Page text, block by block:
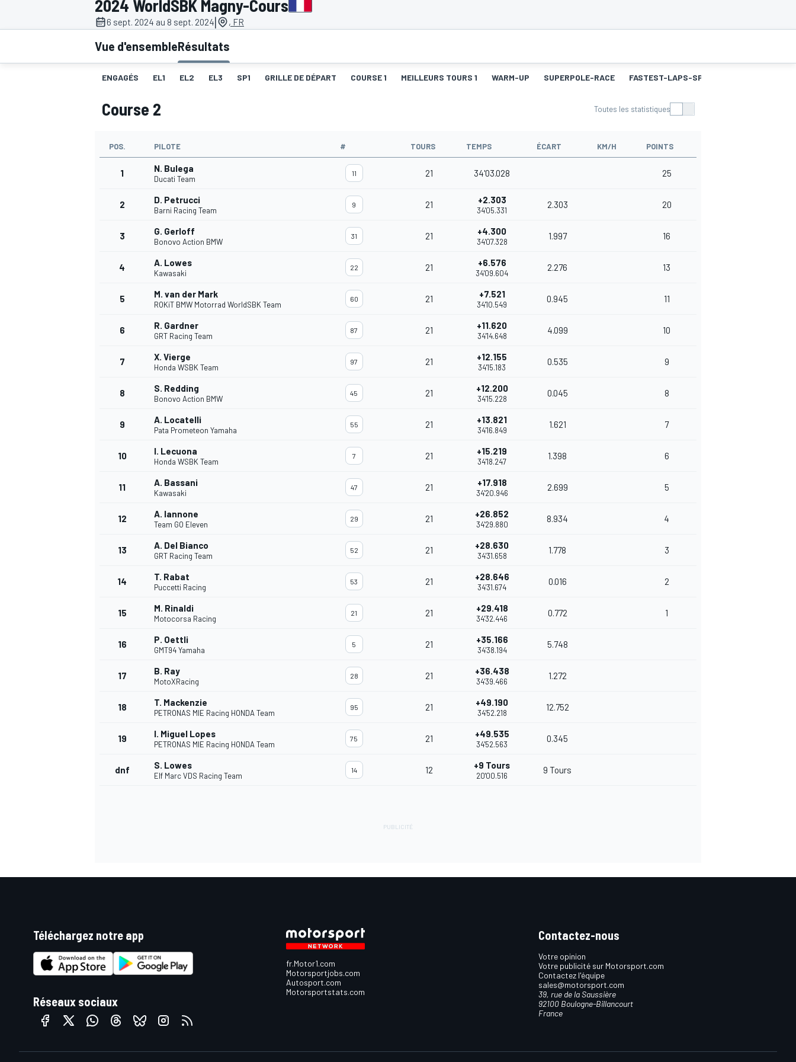
2024 WorldSBK Magny-Cours
6 sept. 2024 au 8 sept. 2024| , FR
Vue d'ensembleRésultats
ENGAGÉS EL1 EL2 EL3 SP1 GRILLE DE DÉPART COURSE 1 MEILLEURS TOURS 1 WARM-UP SUPERPOLE-RACE FASTEST-LAPS-SP
Course 2 Toutes les statistiques
POS. PILOTE # TOURS TEMPS ÉCART KM/H POINTS
1 N. Bulega
Ducati Team
11 21 34'03.028 25
2 D. Petrucci
Barni Racing Team
9 21 +2.303
34'05.331
2.303 20
3 G. Gerloff
Bonovo Action BMW
31 21 +4.300
34'07.328
1.997 16
4 A. Lowes
Kawasaki
22 21 +6.576
34'09.604
2.276 13
5 M. van der Mark
ROKiT BMW Motorrad WorldSBK Team
60 21 +7.521
34'10.549
0.945 11
6 R. Gardner
GRT Racing Team
87 21 +11.620
34'14.648
4.099 10
7 X. Vierge
Honda WSBK Team
97 21 +12.155
34'15.183
0.535 9
8 S. Redding
Bonovo Action BMW
45 21 +12.200
34'15.228
0.045 8
9 A. Locatelli
Pata Prometeon Yamaha
55 21 +13.821
34'16.849
1.621 7
10 I. Lecuona
Honda WSBK Team
7 21 +15.219
34'18.247
1.398 6
11 A. Bassani
Kawasaki
47 21 +17.918
34'20.946
2.699 5
12 A. Iannone
Team GO Eleven
29 21 +26.852
34'29.880
8.934 4
13 A. Del Bianco
GRT Racing Team
52 21 +28.630
34'31.658
1.778 3
14 T. Rabat
Puccetti Racing
53 21 +28.646
34'31.674
0.016 2
15 M. Rinaldi
Motocorsa Racing
21 21 +29.418
34'32.446
0.772 1
16 P. Oettli
GMT94 Yamaha
5 21 +35.166
34'38.194
5.748
17 B. Ray
MotoXRacing
28 21 +36.438
34'39.466
1.272
18 T. Mackenzie
PETRONAS MIE Racing HONDA Team
95 21 +49.190
34'52.218
12.752
19 I. Miguel Lopes
PETRONAS MIE Racing HONDA Team
75 21 +49.535
34'52.563
0.345
dnf S. Lowes
Elf Marc VDS Racing Team
14 12 +9 Tours
20'00.516
9 Tours
Téléchargez notre app
Réseaux sociaux
fr.Motor1.com
Motorsportjobs.com
Autosport.com
Motorsportstats.com
Contactez-nous
Votre opinion
Votre publicité sur Motorsport.com
Contactez l'équipe
sales@motorsport.com
39, rue de la Saussière
92100 Boulogne-Billancourt
France